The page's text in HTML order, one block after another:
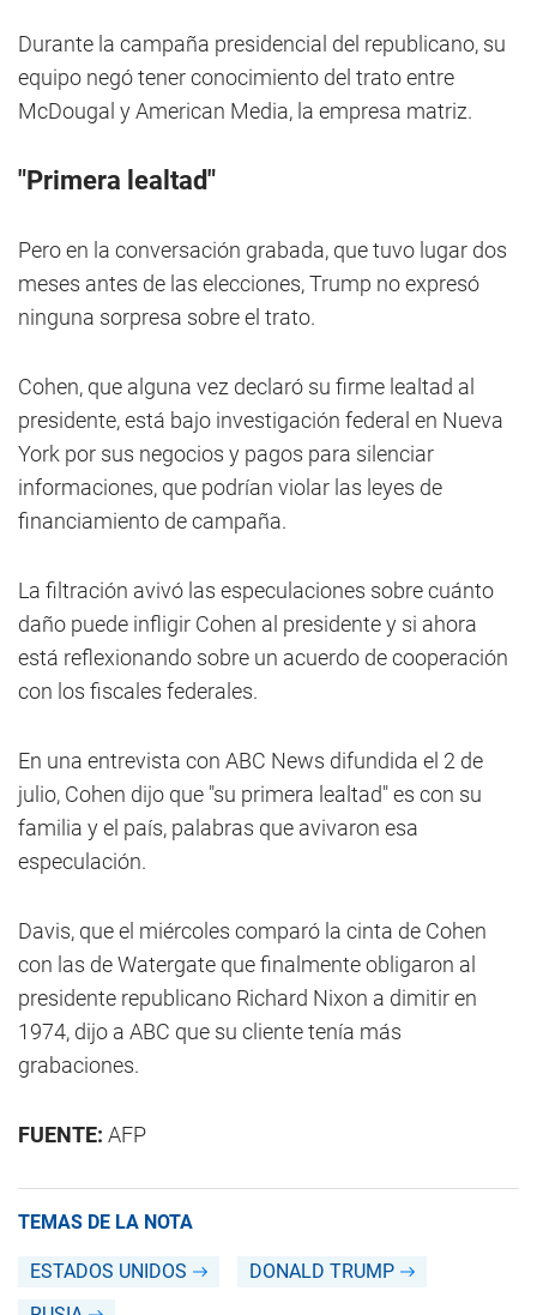
Durante la campaña presidencial del republicano, su
equipo negó tener conocimiento del trato entre
McDougal y American Media, la empresa matriz.
"Primera lealtad"
Pero en la conversación grabada, que tuvo lugar dos
meses antes de las elecciones, Trump no expresó
ninguna sorpresa sobre el trato.
Cohen, que alguna vez declaró su firme lealtad al
presidente, está bajo investigación federal en Nueva
York por sus negocios y pagos para silenciar
informaciones, que podrían violar las leyes de
financiamiento de campaña.
La filtración avivó las especulaciones sobre cuánto
daño puede infligir Cohen al presidente y si ahora
está reflexionando sobre un acuerdo de cooperación
con los fiscales federales.
En una entrevista con ABC News difundida el 2 de
julio, Cohen dijo que "su primera lealtad" es con su
familia y el país, palabras que avivaron esa
especulación.
Davis, que el miércoles comparó la cinta de Cohen
con las de Watergate que finalmente obligaron al
presidente republicano Richard Nixon a dimitir en
1974, dijo a ABC que su cliente tenía más
grabaciones.
FUENTE: AFP
TEMAS DE LA NOTA
ESTADOS UNIDOS
DONALD TRUMP